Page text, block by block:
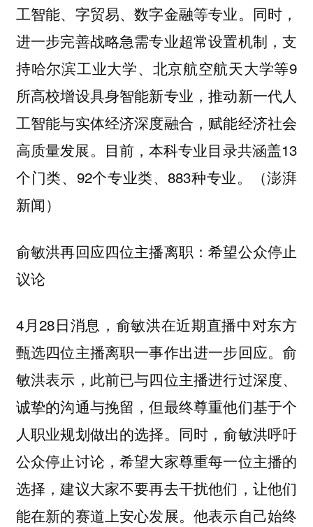
工智能、字贸易、数字金融等专业。同时，
进一步完善战略急需专业超常设置机制，支
持哈尔滨工业大学、北京航空航天大学等9
所高校增设具身智能新专业，推动新一代人
工智能与实体经济深度融合，赋能经济社会
高质量发展。目前，本科专业目录共涵盖13
个门类、92个专业类、883种专业。（澎湃
新闻）
俞敏洪再回应四位主播离职：希望公众停止
议论
4月28日消息，俞敏洪在近期直播中对东方
甄选四位主播离职一事作出进一步回应。俞
敏洪表示，此前已与四位主播进行过深度、
诚挚的沟通与挽留，但最终尊重他们基于个
人职业规划做出的选择。同时，俞敏洪呼吁
公众停止讨论，希望大家尊重每一位主播的
选择，建议大家不要再去干扰他们，让他们
能在新的赛道上安心发展。他表示自己始终